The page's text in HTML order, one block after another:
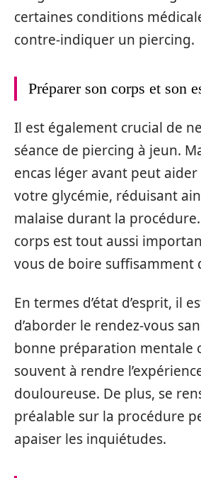
certaines conditions
contre-indiquer un piercing.
Préparer son corps et son
Il est également crucial de
séance de piercing à jeun.
encas léger avant peut
votre glycémie, réduisant
malaise durant la
corps est tout aussi
vous de boire suffisamment
En termes d’état d’esprit, il
d’aborder le rendez-vous
bonne préparation mentale
souvent à rendre
douloureuse. De plus, se
préalable sur la procédure
apaiser les inquiétudes.